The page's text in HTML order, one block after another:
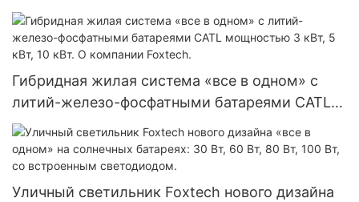
кВт, 8 кВт, 10 кВт для жилых домов с сетевым
инвертором Growatt.
Гибридная жилая система «все в одном» с
литий-железо-фосфатными батареями CATL
мощностью 3 кВт, 5 кВт, 10 кВт. О компании
Foxtech.
Уличный светильник Foxtech нового дизайна